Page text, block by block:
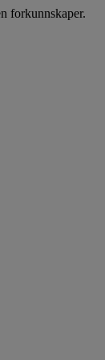
forkunnskaper.